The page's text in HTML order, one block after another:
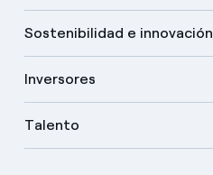
Sostenibilidad e innovación
Inversores
Talento